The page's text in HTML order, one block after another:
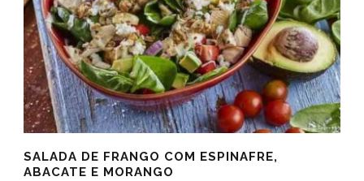
SALADA DE FRANGO COM ESPINAFRE,
ABACATE E MORANGO